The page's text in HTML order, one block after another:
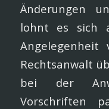
Änderungen
lohnt es sich
Angelegenheit
Rechtsanwalt
bei der
Vorschriften